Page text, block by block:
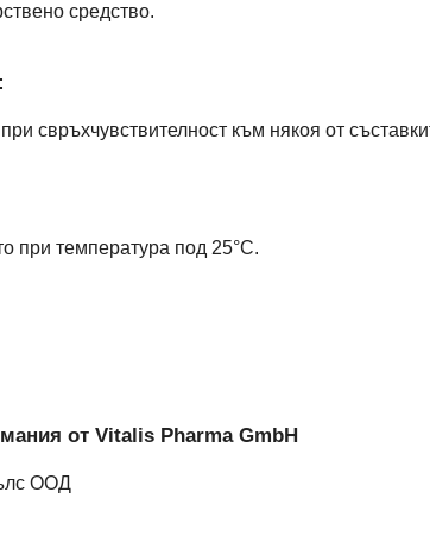
средство.
свръхчувствителност към някоя от
при температура под 25°C.
от Vitalis Pharma GmbH
ООД